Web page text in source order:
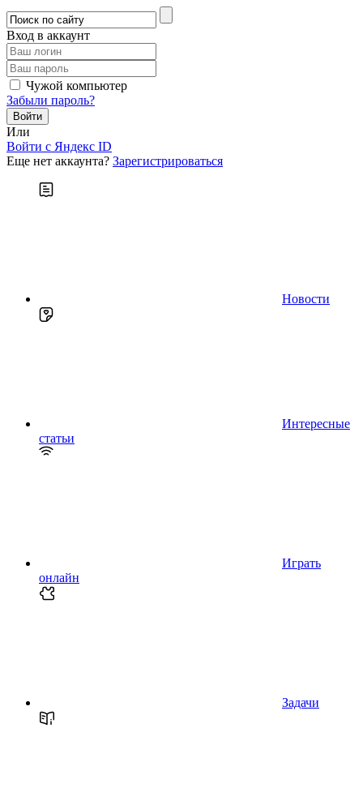
Вход в аккаунт
Чужой компьютер
Забыли пароль?
Или
Войти c Яндекс ID
Еще нет аккаунта? Зарегистрироваться
Новости
Интересные
статьи
Играть
онлайн
Задачи